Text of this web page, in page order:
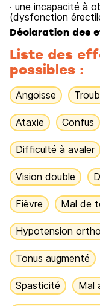
· une incapacité à
(dysfonction
Déclaration des
Liste des
possibles :
Angoisse
Ataxie Confus
Difficulté à avaler
Vision double
Fièvre Mal de
Hypotension
Tonus augmenté
Spasticité Mal